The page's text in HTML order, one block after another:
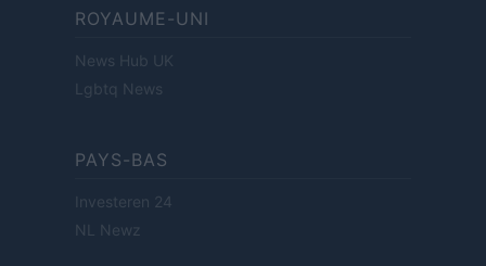
ROYAUME-UNI
News Hub UK
Lgbtq News
PAYS-BAS
Investeren 24
NL Newz